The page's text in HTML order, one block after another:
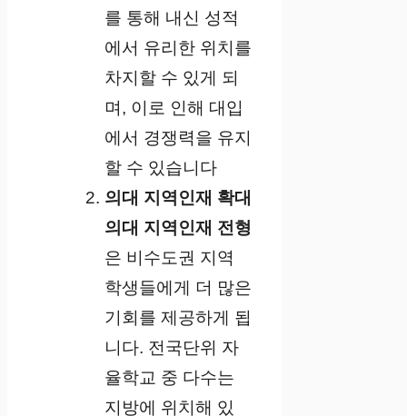
를 통해 내신 성적
에서 유리한 위치를
차지할 수 있게 되
며, 이로 인해 대입
에서 경쟁력을 유지
할 수 있습니다
의대 지역인재 확대
의대 지역인재 전형
은 비수도권 지역
학생들에게 더 많은
기회를 제공하게 됩
니다. 전국단위 자
율학교 중 다수는
지방에 위치해 있